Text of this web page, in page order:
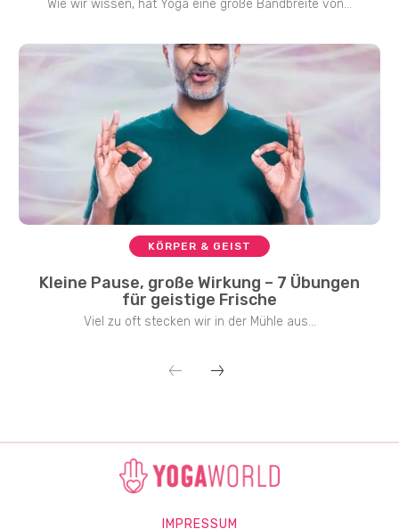
Wie wir wissen, hat Yoga eine große Bandbreite von...
KÖRPER & GEIST
Kleine Pause, große Wirkung – 7 Übungen
für geistige Frische
Viel zu oft stecken wir in der Mühle aus...
IMPRESSUM